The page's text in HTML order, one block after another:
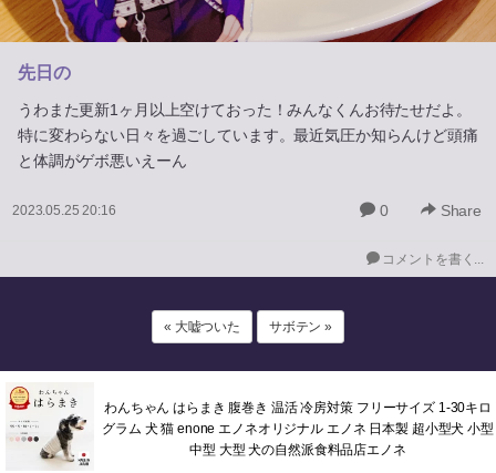
先日の
うわまた更新1ヶ月以上空けておった！みんなくんお待たせだよ。
特に変わらない日々を過ごしています。最近気圧か知らんけど頭痛
と体調がゲボ悪いえーん
2023.05.25 20:16 0 Share
コメントを書く...
« 大嘘ついた サボテン »
わんちゃん はらまき 腹巻き 温活 冷房対策 フリーサイズ 1-30キロ
グラム 犬 猫 enone エノネオリジナル エノネ 日本製 超小型犬 小型
中型 大型 犬の自然派食料品店エノネ